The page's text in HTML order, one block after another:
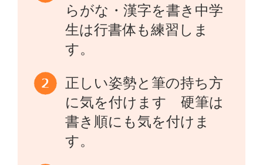
らがな・漢字を書き中学
生は行書体も練習しま
す。
正しい姿勢と筆の持ち方
に気を付けます 硬筆は
書き順にも気を付けま
す。